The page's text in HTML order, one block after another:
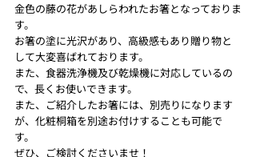
金色の藤の花があしらわれたお箸となっておりま
す。
お箸の塗に光沢があり、高級感もあり贈り物と
して大変喜ばれております。
また、食器洗浄機及び乾燥機に対応しているの
で、長くお使いできます。
また、ご紹介したお箸には、別売りになります
が、化粧桐箱を別途お付けすることも可能で
す。
ぜひ、ご検討くださいませ！